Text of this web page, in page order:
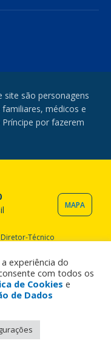
são personagens
médicos e
por fazerem
MAPA
Diretor-Técnico
experiência do
com todos os
de Cookies e
de Dados